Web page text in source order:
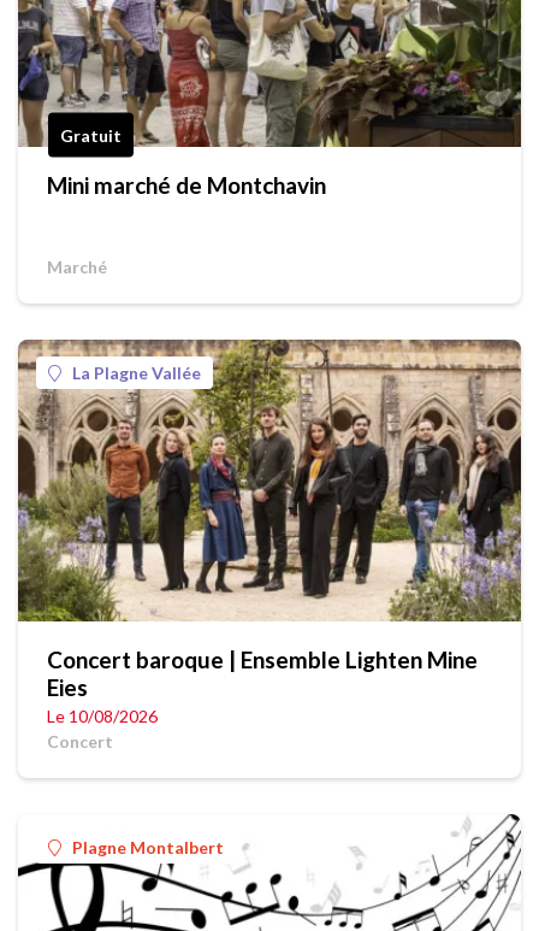
Gratuit
Mini marché de Montchavin
Marché
La Plagne Vallée
Concert baroque | Ensemble Lighten Mine
Eies
Le 10/08/2026
Concert
Plagne Montalbert